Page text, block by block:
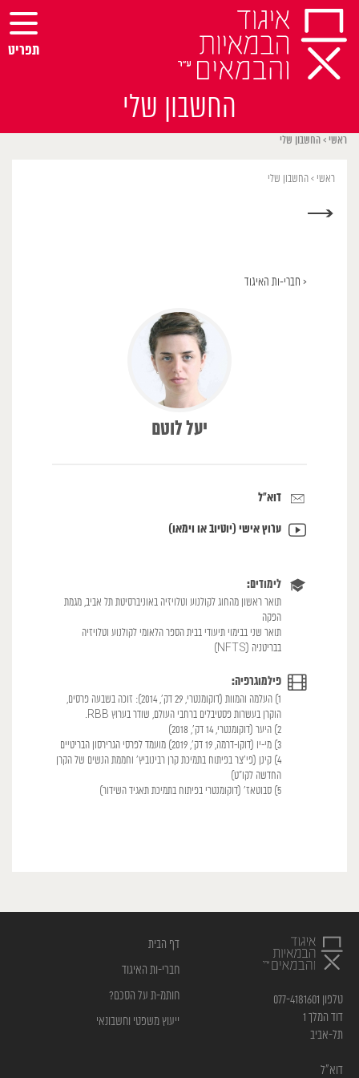
Skip
content
החשבון שלי
תפריט
ראשי > החשבון שלי
ראשי > החשבון שלי
→
< חברי-ות האיגוד
יעל לוטם
דוא"ל
ערוץ אישי (יוטיוב או וימאו)
לימודים:
תואר ראשון מהחוג לקולנוע וטלויזיה באוניברסיטת תל אביב, מגמת
הפקה
תואר שני בבימוי תיעודי בבית הספר הלאומי לקולנוע וטלויזיה
בבריטניה (NFTS)
פילמוגרפיה:
1) העלמה והמוות (דוקומנטרי, 29 דק', 2014): זוכה בשבעה פרסים,
הוקרן בעשרות פסטיבלים ברחבי העולם, שודר בערוץ RBB.
2) היער (דוקומנטרי, 14 דק', 2018)
3) מי-יו (דוקו-דרמה, 19 דק', 2019) מועמד לפרסי הגרירסון הבריטיים
4) קינן (פי'צר בפיתוח בתמיכת קרן רבינוביץ' וחממת הנשים של הקרן
החדשה לקו"ט)
5) סבוטאז' (דוקומנטרי בפיתוח בתמיכת תאגיד השידור)
טלפון 077-4181601
דוד המלך 1
תל-אביב
דוא”ל
דף הבית
חברי-ות האיגוד
חותמ-ת על הסכם?
ייעוץ משפטי וחשבונאי